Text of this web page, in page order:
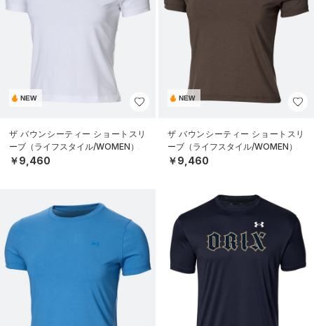
NEW
ザ バウンシーティー ショートスリ
ーブ（ライフスタイル/WOMEN）
￥9,460
NEW
ザ バウンシーティー ショートスリ
ーブ（ライフスタイル/WOMEN）
￥9,460